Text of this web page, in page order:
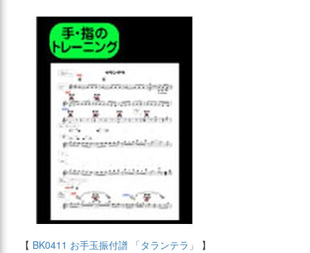
【 BK0411 お手玉振付譜 「タランテラ」 】